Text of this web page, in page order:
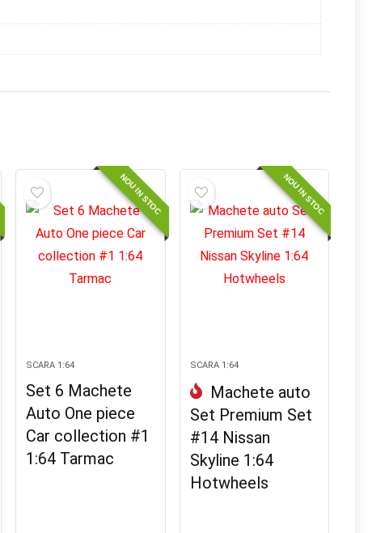
NOU IN STOC
SCARA 1:64
Set 6 Machete
Auto One piece
Car collection #1
1:64 Tarmac
NOU IN STOC
SCARA 1:64
Machete auto
Set Premium Set
#14 Nissan
Skyline 1:64
Hotwheels